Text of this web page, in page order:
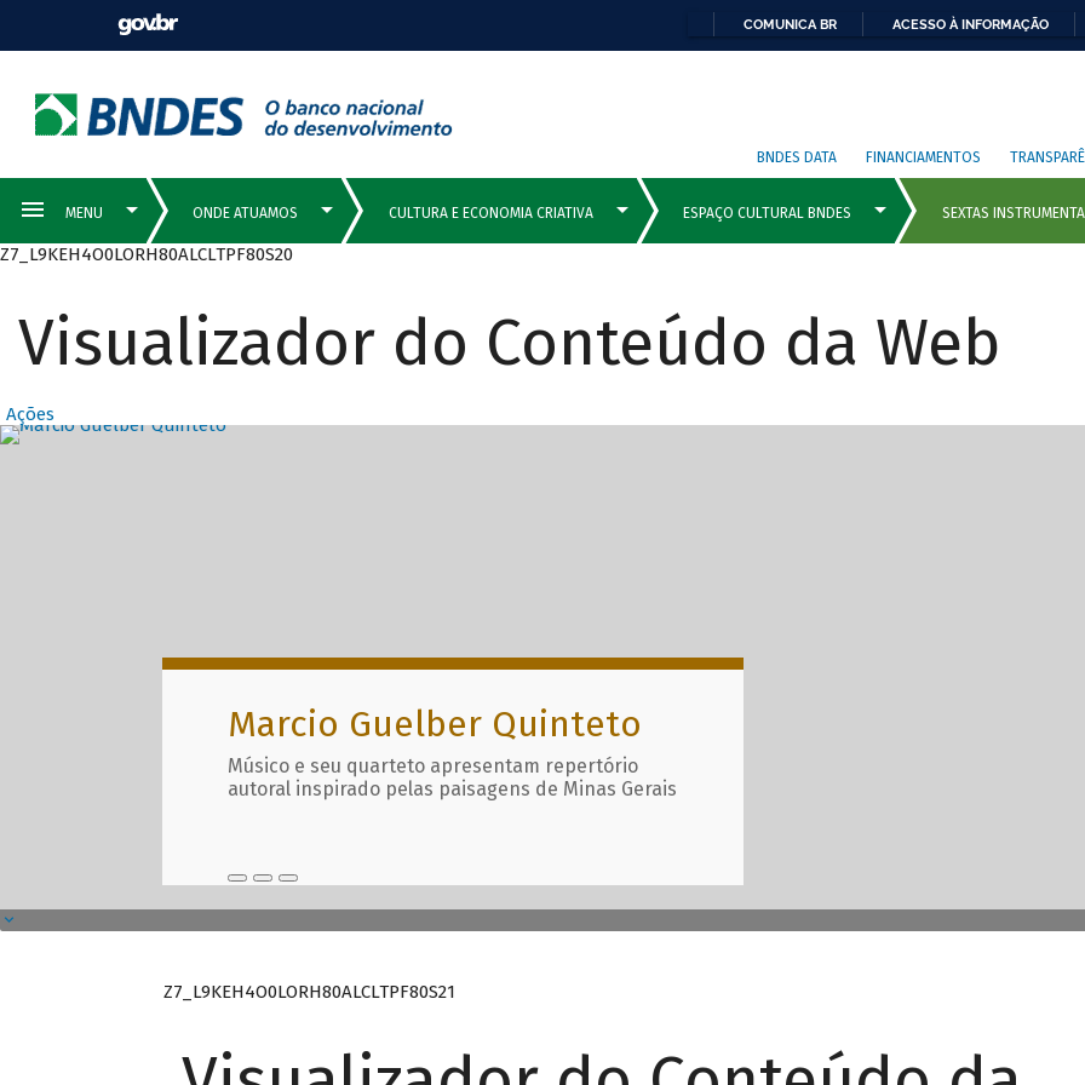
COMUNICA BR ACESSO À INFORMAÇÃO
BNDES DATA FINANCIAMENTOS
Z7_L9KEH4O0LORH80ALCLTPF80S20
Visualizador do Conteúdo da Web
Ações
Destaques Principais com
Marcio Guelber Quinteto
Músico e seu quarteto apresentam repertório
autoral inspirado pelas paisagens de Minas Gerais
Z7_L9KEH4O0LORH80ALCLTPF80S21